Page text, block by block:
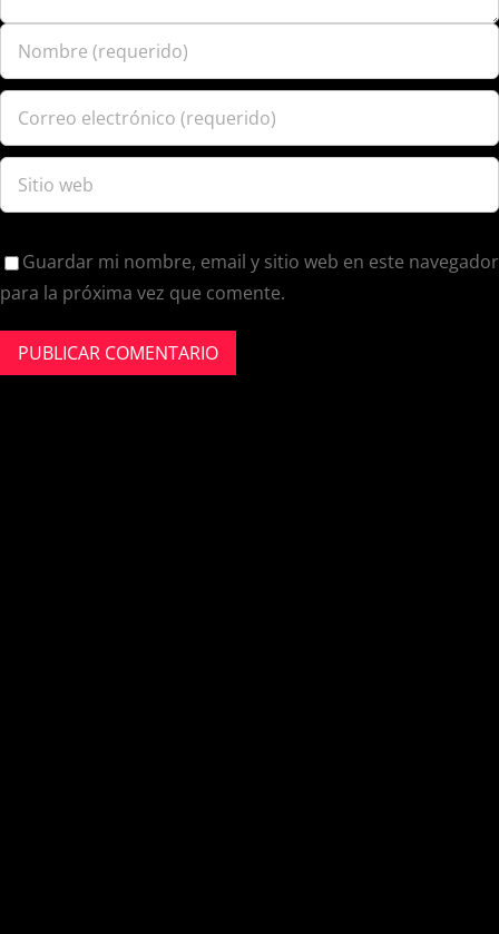
Guardar mi nombre, email y sitio web en este navegador
para la próxima vez que comente.